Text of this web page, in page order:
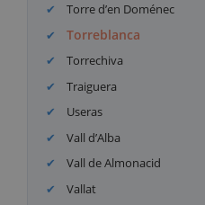
Torre d’en Doménec
Torreblanca
Torrechiva
Traiguera
Useras
Vall d’Alba
Vall de Almonacid
Vallat